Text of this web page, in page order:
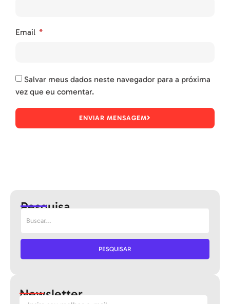
Email
Salvar meus dados neste navegador para a próxima
vez que eu comentar.
ENVIAR MENSAGEM
Pesquisa
PESQUISAR
Newsletter